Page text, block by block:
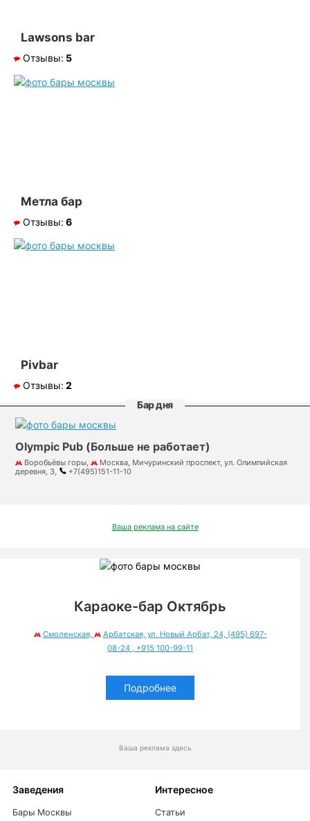
Lawsons bar
Отзывы: 5
Метла бар
Отзывы: 6
Pivbar
Отзывы: 2
Бар дня
Olympic Pub (Больше не работает)
Воробьёвы горы,
Москва, Мичуринский проспект, ул. Олимпийская
деревня, 3,
+7(495)151-11-10
Ваша реклама на сайте
Караоке-бар Октябрь
Смоленская,
Арбатская, ул. Новый Арбат, 24, (495) 697-
08-24 ‎, +915 100-99-11
Подробнее
Ваша реклама здесь
Заведения
Бары Москвы
Интересное
Статьи